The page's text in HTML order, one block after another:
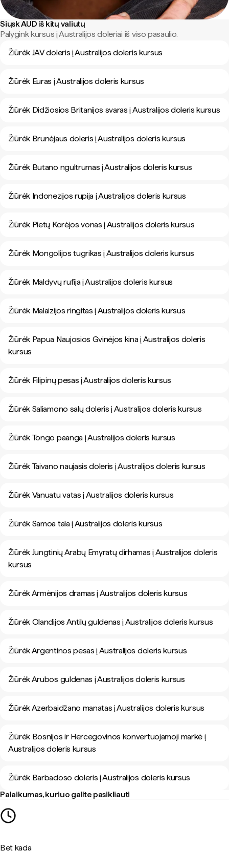
Siųsk AUD iš kitų valiutų
Palygink kursus į Australijos doleriai iš viso pasaulio.
Žiūrėk JAV doleris į Australijos doleris kursus
Žiūrėk Euras į Australijos doleris kursus
Žiūrėk Didžiosios Britanijos svaras į Australijos doleris kursus
Žiūrėk Brunėjaus doleris į Australijos doleris kursus
Žiūrėk Butano ngultrumas į Australijos doleris kursus
Žiūrėk Indonezijos rupija į Australijos doleris kursus
Žiūrėk Pietų Korėjos vonas į Australijos doleris kursus
Žiūrėk Mongolijos tugrikas į Australijos doleris kursus
Žiūrėk Maldyvų rufija į Australijos doleris kursus
Žiūrėk Malaizijos ringitas į Australijos doleris kursus
Žiūrėk Papua Naujosios Gvinėjos kina į Australijos doleris
kursus
Žiūrėk Filipinų pesas į Australijos doleris kursus
Žiūrėk Saliamono salų doleris į Australijos doleris kursus
Žiūrėk Tongo paanga į Australijos doleris kursus
Žiūrėk Taivano naujasis doleris į Australijos doleris kursus
Žiūrėk Vanuatu vatas į Australijos doleris kursus
Žiūrėk Samoa tala į Australijos doleris kursus
Žiūrėk Jungtinių Arabų Emyratų dirhamas į Australijos doleris
kursus
Žiūrėk Armėnijos dramas į Australijos doleris kursus
Žiūrėk Olandijos Antilų guldenas į Australijos doleris kursus
Žiūrėk Argentinos pesas į Australijos doleris kursus
Žiūrėk Arubos guldenas į Australijos doleris kursus
Žiūrėk Azerbaidžano manatas į Australijos doleris kursus
Žiūrėk Bosnijos ir Hercegovinos konvertuojamoji markė į
Australijos doleris kursus
Žiūrėk Barbadoso doleris į Australijos doleris kursus
Palaikumas, kuriuo galite pasikliauti
Bet kada